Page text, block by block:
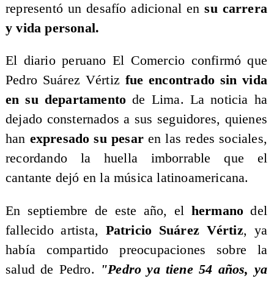
representó un desafío adicional en su carrera
y vida personal.
​El diario peruano El Comercio confirmó que
Pedro Suárez Vértiz fue encontrado sin vida
en su departamento de Lima. La noticia ha
dejado consternados a sus seguidores, quienes
han expresado su pesaren las redes sociales,
recordando la huella imborrable que el
cantante dejó en la música latinoamericana.
​En septiembre de este año, el hermano del
fallecido artista, Patricio Suárez Vértiz, ya
había compartido preocupaciones sobre la
salud de Pedro.
"Pedro ya tiene 54 años, ya